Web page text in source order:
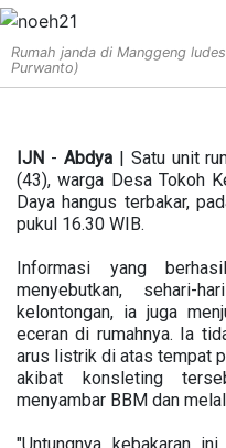
Rumah janda di Manggeng
Purwanto)
IJN - Abdya| Satu unit
(43), warga Desa Tokoh
Daya hangus terbakar,
pukul 16.30 WIB.
Informasi yang
menyebutkan, sehari-
kelontongan, ia juga
eceran di rumahnya. Ia
arus listrik di atas tempat
akibat konsleting
menyambar BBM dan